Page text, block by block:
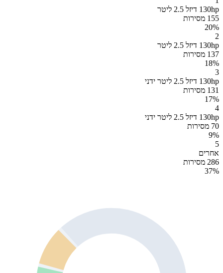
130hp דיזל 2.5 ליטר
155 מסירות
20%
2
130hp דיזל 2.5 ליטר
137 מסירות
18%
3
130hp דיזל 2.5 ליטר ידני
131 מסירות
17%
4
130hp דיזל 2.5 ליטר ידני
70 מסירות
9%
5
אחרים
286 מסירות
37%